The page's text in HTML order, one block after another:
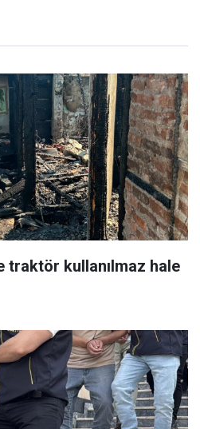
traktör kullanılmaz hale